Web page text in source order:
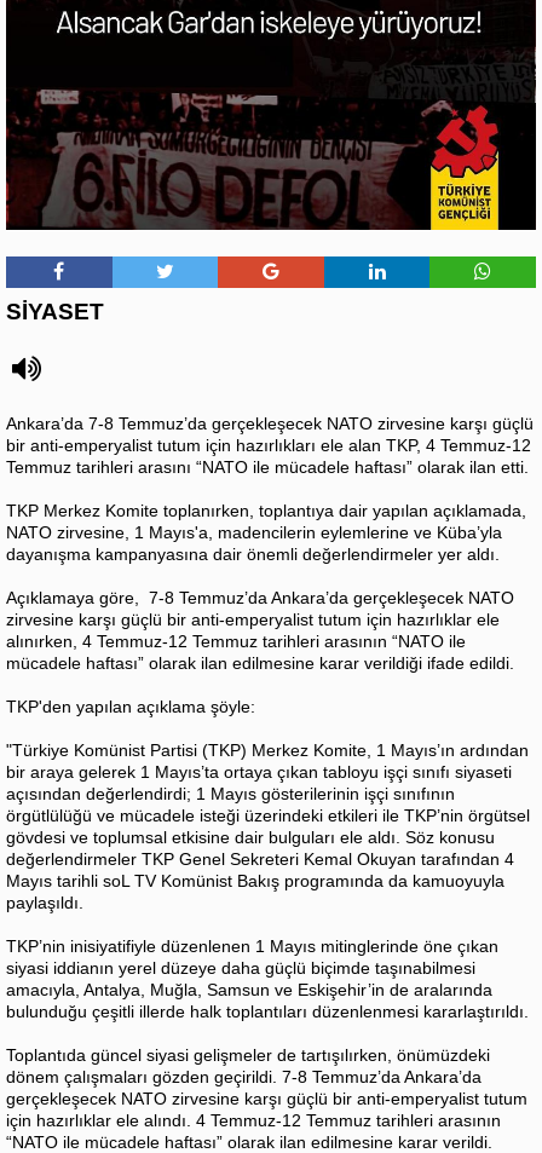
SİYASET
Ankara’da 7-8 Temmuz’da gerçekleşecek NATO zirvesine karşı güçlü
bir anti-emperyalist tutum için hazırlıkları ele alan TKP, 4 Temmuz-12
Temmuz tarihleri arasını “NATO ile mücadele haftası” olarak ilan etti.
TKP Merkez Komite toplanırken, toplantıya dair yapılan açıklamada,
NATO zirvesine, 1 Mayıs'a, madencilerin eylemlerine ve Küba’yla
dayanışma kampanyasına dair önemli değerlendirmeler yer aldı.
Açıklamaya göre, 7-8 Temmuz’da Ankara’da gerçekleşecek NATO
zirvesine karşı güçlü bir anti-emperyalist tutum için hazırlıklar ele
alınırken, 4 Temmuz-12 Temmuz tarihleri arasının “NATO ile
mücadele haftası” olarak ilan edilmesine karar verildiği ifade edildi.
TKP'den yapılan açıklama şöyle:
"Türkiye Komünist Partisi (TKP) Merkez Komite, 1 Mayıs’ın ardından
bir araya gelerek 1 Mayıs’ta ortaya çıkan tabloyu işçi sınıfı siyaseti
açısından değerlendirdi; 1 Mayıs gösterilerinin işçi sınıfının
örgütlülüğü ve mücadele isteği üzerindeki etkileri ile TKP’nin örgütsel
gövdesi ve toplumsal etkisine dair bulguları ele aldı. Söz konusu
değerlendirmeler TKP Genel Sekreteri Kemal Okuyan tarafından 4
Mayıs tarihli soL TV Komünist Bakış programında da kamuoyuyla
paylaşıldı.
TKP’nin inisiyatifiyle düzenlenen 1 Mayıs mitinglerinde öne çıkan
siyasi iddianın yerel düzeye daha güçlü biçimde taşınabilmesi
amacıyla, Antalya, Muğla, Samsun ve Eskişehir’in de aralarında
bulunduğu çeşitli illerde halk toplantıları düzenlenmesi kararlaştırıldı.
Toplantıda güncel siyasi gelişmeler de tartışılırken, önümüzdeki
dönem çalışmaları gözden geçirildi. 7-8 Temmuz’da Ankara’da
gerçekleşecek NATO zirvesine karşı güçlü bir anti-emperyalist tutum
için hazırlıklar ele alındı. 4 Temmuz-12 Temmuz tarihleri arasının
“NATO ile mücadele haftası” olarak ilan edilmesine karar verildi.